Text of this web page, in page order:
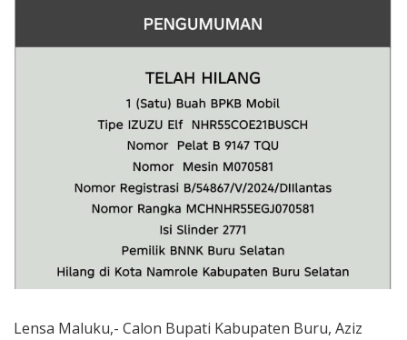
Lensa Maluku,- Calon Bupati Kabupaten Buru, Aziz